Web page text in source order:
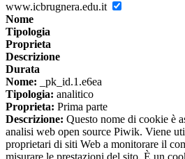
www.icbrugnera.edu.it
Nome
Tipologia
Proprieta
Descrizione
Durata
Nome: _pk_id.1.e6ea
Tipologia: analitico
Proprieta: Prima parte
Descrizione: Questo nome di cookie è
analisi web open source Piwik. Viene
proprietari di siti Web a monitorare il